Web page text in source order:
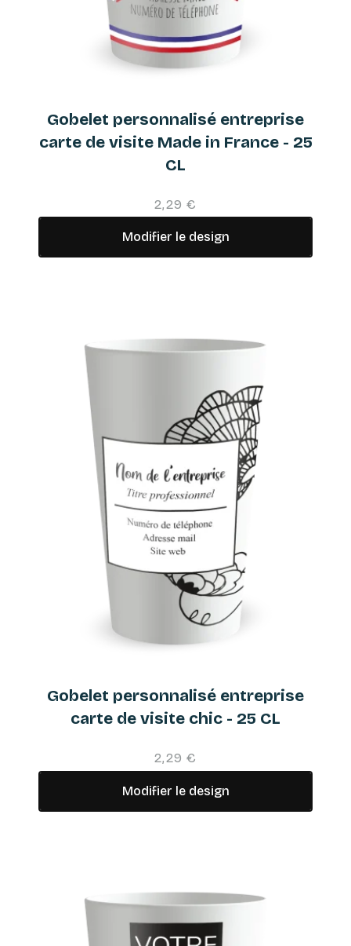
Gobelet personnalisé entreprise
carte de visite Made in France - 25
CL
2,29 €
Modifier le design
Gobelet personnalisé entreprise
carte de visite chic - 25 CL
2,29 €
Modifier le design